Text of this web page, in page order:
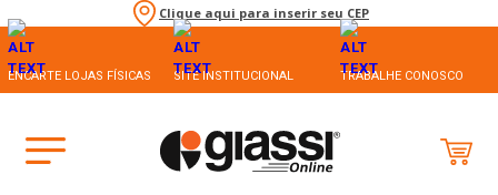
Clique aqui para inserir seu CEP
ENCARTE LOJAS FÍSICAS SITE INSTITUCIONAL TRABALHE CONOSCO